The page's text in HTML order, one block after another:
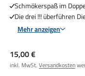
Schmökerspaß im
Die drei !!! überführen
Mehr anzeigen
Angebot
15,00 €
inkl. MwSt. Versandkosten